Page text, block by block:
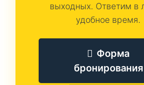
выходных. Ответим в
удобное время.
Форма
бронирования